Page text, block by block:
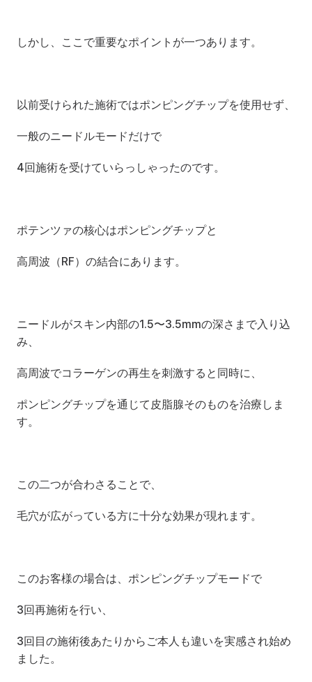
しかし、ここで重要なポイントが一つあります。
以前受けられた施術ではポンピングチップを使用せず、
一般のニードルモードだけで
4回施術を受けていらっしゃったのです。
ポテンツァの核心はポンピングチップと
高周波（RF）の結合にあります。
ニードルがスキン内部の1.5〜3.5mmの深さまで入り込
み、
高周波でコラーゲンの再生を刺激すると同時に、
ポンピングチップを通じて皮脂腺そのものを治療しま
す。
この二つが合わさることで、
毛穴が広がっている方に十分な効果が現れます。
このお客様の場合は、ポンピングチップモードで
3回再施術を行い、
3回目の施術後あたりからご本人も違いを実感され始め
ました。